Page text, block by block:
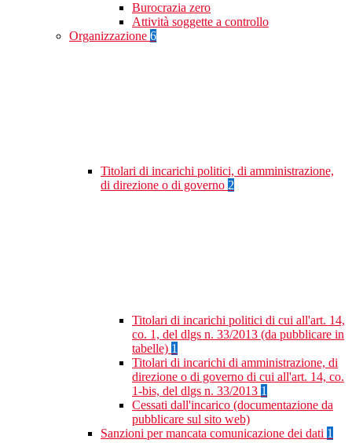
Burocrazia zero
Attività soggette a controllo
Organizzazione 6
Titolari di incarichi politici, di amministrazione,
di direzione o di governo 2
Titolari di incarichi politici di cui all'art. 14,
co. 1, del dlgs n. 33/2013 (da pubblicare in
tabelle) 1
Titolari di incarichi di amministrazione, di
direzione o di governo di cui all'art. 14, co.
1-bis, del dlgs n. 33/2013 1
Cessati dall'incarico (documentazione da
pubblicare sul sito web)
Sanzioni per mancata comunicazione dei dati 1